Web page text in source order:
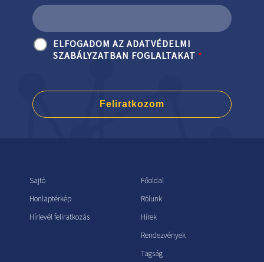
ELFOGADOM AZ ADATVÉDELMI
SZABÁLYZATBAN FOGLALTAKAT *
Feliratkozom
Sajtó
Honlaptérkép
Hírlevél feliratkozás
Főoldal
Rólunk
Hírek
Rendezvények
Tagság